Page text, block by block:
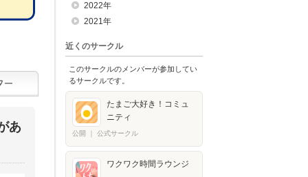
あ
2022年
2021年
近くのサークル
このサークルのメンバーが参加してい
るサークルです。
たまご大好き！コミュ
ニティ
公開 公式サークル
ワクワク時間ラウンジ